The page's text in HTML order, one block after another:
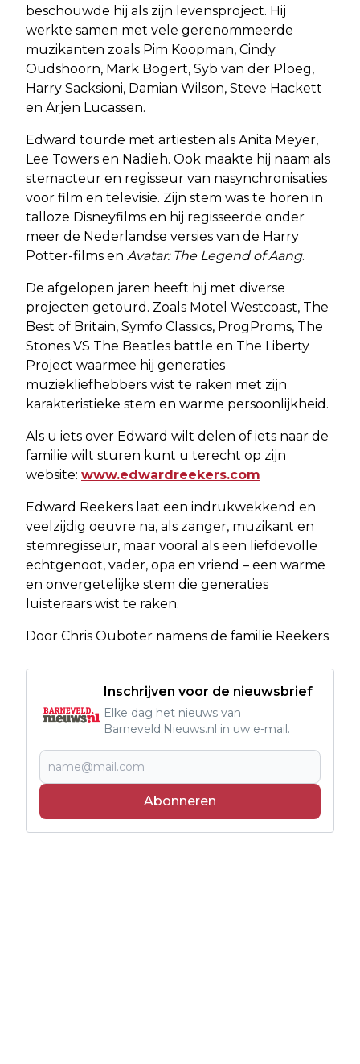
beschouwde hij als zijn levensproject. Hij
werkte samen met vele gerenommeerde
muzikanten zoals Pim Koopman, Cindy
Oudshoorn, Mark Bogert, Syb van der Ploeg,
Harry Sacksioni, Damian Wilson, Steve Hackett
en Arjen Lucassen.
Edward tourde met artiesten als Anita Meyer,
Lee Towers en Nadieh. Ook maakte hij naam als
stemacteur en regisseur van nasynchronisaties
voor film en televisie. Zijn stem was te horen in
talloze Disneyfilms en hij regisseerde onder
meer de Nederlandse versies van de Harry
Potter-films en Avatar: The Legend of Aang.
De afgelopen jaren heeft hij met diverse
projecten getourd. Zoals Motel Westcoast, The
Best of Britain, Symfo Classics, ProgProms, The
Stones VS The Beatles battle en The Liberty
Project waarmee hij generaties
muziekliefhebbers wist te raken met zijn
karakteristieke stem en warme persoonlijkheid.
Als u iets over Edward wilt delen of iets naar de
familie wilt sturen kunt u terecht op zijn
website: www.edwardreekers.com
Edward Reekers laat een indrukwekkend en
veelzijdig oeuvre na, als zanger, muzikant en
stemregisseur, maar vooral als een liefdevolle
echtgenoot, vader, opa en vriend – een warme
en onvergetelijke stem die generaties
luisteraars wist te raken.
Door Chris Ouboter namens de familie Reekers
Inschrijven voor de nieuwsbrief
Elke dag het nieuws van
Barneveld.Nieuws.nl in uw e-mail.
Abonneren